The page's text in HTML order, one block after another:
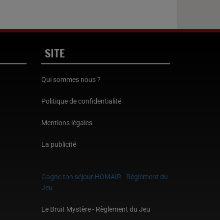
SITE
Qui sommes nous ?
Politique de confidentialité
Mentions légales
La publicité
Gagne ton séjour HOMAIR - Règlement du
Jeu
Le Bruit Mystère - Règlement du Jeu